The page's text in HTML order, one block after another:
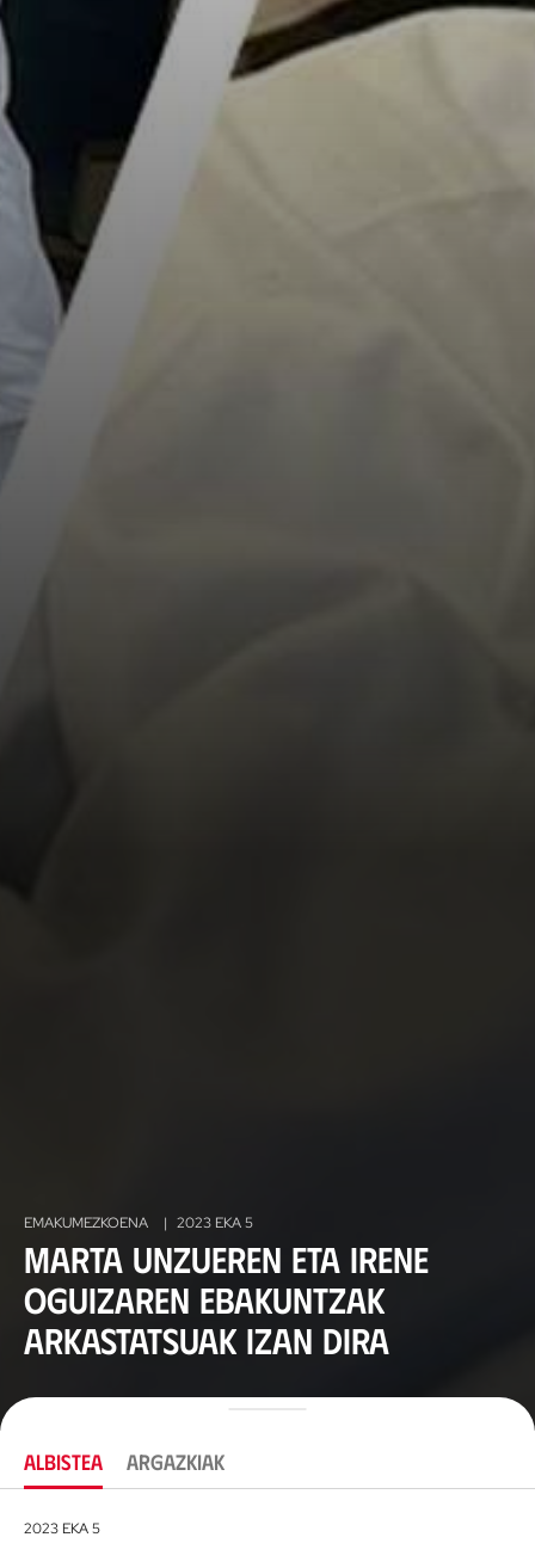
EMAKUMEZKOENA | 2023 EKA 5
Marta Unzueren eta Irene
Oguizaren ebakuntzak
arkastatsuak izan dira
ALBISTEA ARGAZKIAK
2023 EKA 5